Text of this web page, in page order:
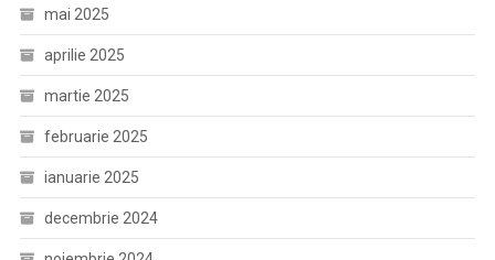
mai 2025
aprilie 2025
martie 2025
februarie 2025
ianuarie 2025
decembrie 2024